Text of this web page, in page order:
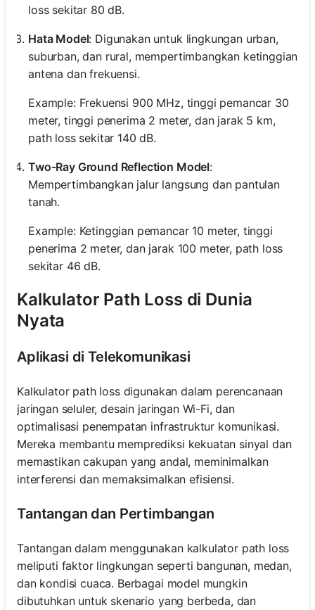
loss sekitar 80 dB.
Hata Model: Digunakan untuk lingkungan urban,
suburban, dan rural, mempertimbangkan ketinggian
antena dan frekuensi.
Example: Frekuensi 900 MHz, tinggi pemancar 30
meter, tinggi penerima 2 meter, dan jarak 5 km,
path loss sekitar 140 dB.
Two-Ray Ground Reflection Model:
Mempertimbangkan jalur langsung dan pantulan
tanah.
Example: Ketinggian pemancar 10 meter, tinggi
penerima 2 meter, dan jarak 100 meter, path loss
sekitar 46 dB.
Kalkulator Path Loss di Dunia
Nyata
Aplikasi di Telekomunikasi
Kalkulator path loss digunakan dalam perencanaan
jaringan seluler, desain jaringan Wi-Fi, dan
optimalisasi penempatan infrastruktur komunikasi.
Mereka membantu memprediksi kekuatan sinyal dan
memastikan cakupan yang andal, meminimalkan
interferensi dan memaksimalkan efisiensi.
Tantangan dan Pertimbangan
Tantangan dalam menggunakan kalkulator path loss
meliputi faktor lingkungan seperti bangunan, medan,
dan kondisi cuaca. Berbagai model mungkin
dibutuhkan untuk skenario yang berbeda, dan